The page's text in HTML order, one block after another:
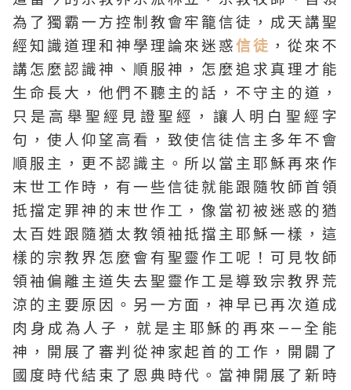
為了獨霸一方控制教會牢籠信徒，成天講聖
經知識道理和神學理論來迷惑信徒 ，從來不
講怎麼認識神、順服神，怎麼追求真理才能
生命長大，他們不聽主的話，不守主的道，
只是高舉聖經見證聖經，讓人明白聖經字
句，使人仰望高看，致使信徒信主多年不會
順服主，更不認識主。所以當主耶穌再來作
末世工作時，有一些信徒就能跟隨牧師首領
抵擋定罪神的末世作工，像當初被迷惑的猶
太百姓跟隨猶太教領袖抵擋主耶穌一樣，這
樣的宗教界怎麼會有聖靈作工呢！可見牧師
領袖偏離主道失去聖靈作工是導致宗教界荒
涼的主要原因。另一方面，神早已再次道成
肉身成為人子，就是主耶穌的再來——全能
神，開展了審判從神家起首的工作，開闢了
國度時代結束了恩典時代。當神開展了新時